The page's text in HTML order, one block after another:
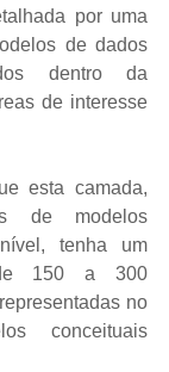
por uma
de dados
dentro da
de interesse
esta camada,
de modelos
tenha um
150 a 300
no
conceituais